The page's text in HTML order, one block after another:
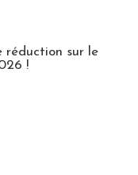
réduction sur le
!